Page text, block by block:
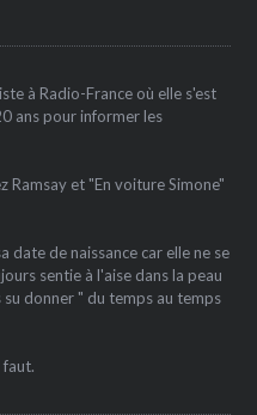
à Radio-France où elle s'est
ans pour informer les
et "En voiture Simone"
date de naissance car elle ne se
sentie à l'aise dans la peau
donner " du temps au temps
faut.